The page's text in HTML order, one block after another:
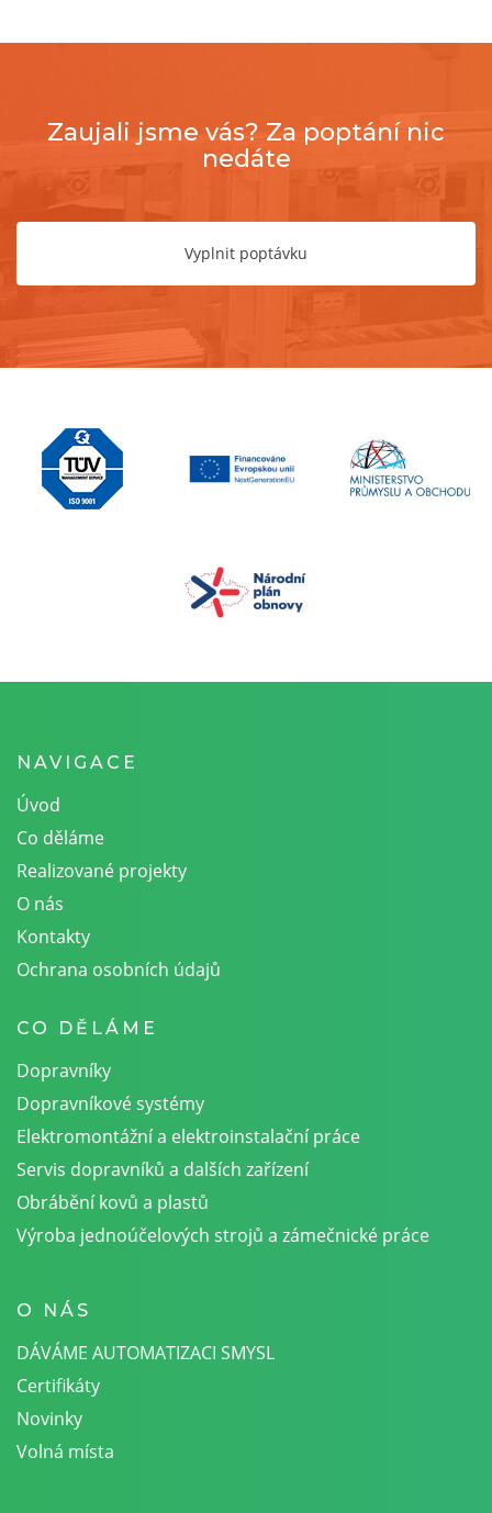
Zaujali jsme vás? Za poptání nic
nedáte
Vyplnit poptávku
NAVIGACE
Úvod
Co děláme
Realizované projekty
O nás
Kontakty
Ochrana osobních údajů
CO DĚLÁME
Dopravníky
Dopravníkové systémy
Elektromontážní a elektroinstalační práce
Servis dopravníků a dalších zařízení
Obrábění kovů a plastů
Výroba jednoúčelových strojů a zámečnické práce
O NÁS
DÁVÁME AUTOMATIZACI SMYSL
Certifikáty
Novinky
Volná místa